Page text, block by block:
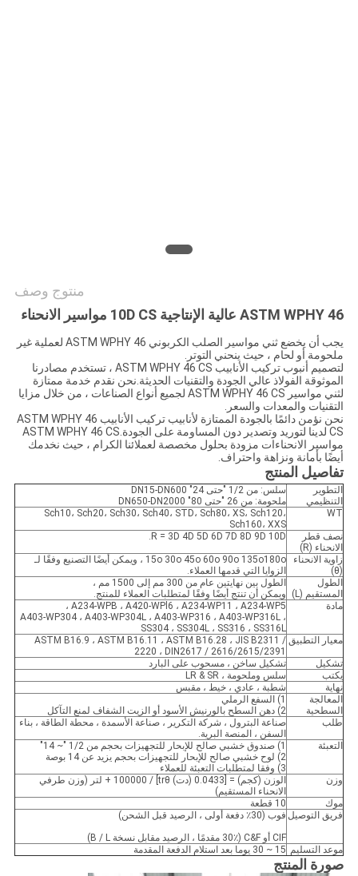
منتوج وصف
ASTM WPHY 46 عالية الإنتاجية 10D CS مواسير الانحناء
يجب أن يخضع ثني مواسير الصلب الكربوني ASTM WPHY 46 لعملية غير
ملحومة أو لحام ، حيث ينحني التوتر.
لتصميم أنبوب تركيب الأنابيب ASTM WPHY 46 CS ، تستخدم مصادرنا
الموثوقة الفولاذ عالي الجودة والتقنيات الحديثة.نحن نقدم خدمة ممتازة
لثني مواسير ASTM WPHY 46 CS لجميع أنواع الصناعات ، من خلال مزايا
التقنيات والمعدات والسعر.
نحن نؤمن دائمًا بالجودة الممتازة لأنابيب تركيب الأنابيب ASTM WPHY 46
CS لدينا لتوريد وتصدير دون المساومة على الجودة.ASTM WPHY 46 CS
مواسير الانحناءات مزودة بحلول مخصصة لعملائنا الكرام ، حيث نخدمك
أيضًا بأمانة ونزاهة واحتراف.
تفاصيل المنتج
التطوير
التنظيمي
سلس: من 1/2 "حتى 24" DN15-DN600
ملحومة: من 26 "حتى 80" DN650-DN2000
WT
Sch10، Sch20، Sch30، Sch40، STD، Sch80، XS، Sch120،
Sch160، XXS
نصف قطر
الانحناء (R)
R = 3D 4D 5D 6D 7D 8D 9D 10D.
زاوية الانحناء
(θ)
15o 30o 45o 60o 90o 135o180o ، ويمكن أيضًا التصنيع وفقًا لـ
الزوايا التي قدمها العملاء.
الطول
المستقيم (L)
الطول بين نهايتين عام من 300 مم إلى 1500 مم ،
ويمكن أن تنتج أيضًا وفقًا لمتطلبات العملاء للمنتج.
مادة
A234-WPB ، A420-WPl6 ، A234-WP11 ، A234-WP5 ،
A403-WP304 ، A403-WP304L ، A403-WP316 ، A403-WP316L ،
SS304 ، SS304L ، SS316 ، SS316L
معيار التطبيق ASTM B16.9 ، ASTM B16.11 ، ASTM B16.28 ، JIS B2311 /
2220 ، DIN2617 / 2616/2615/2391
تشكيل
تشكيل ساخن ، مسحوب على البارد
يكتب
سلس وملحومة ، LR & SR
نهاية
شطبة ، عادي ، خيط ، مقبس
المعالجة
السطحية
1) السفع الرملي
2) دهن السطح بالورنيش الأسود أو الزيت الشفاف لمنع التآكل
طلب
صناعة البترول ، شركة التكرير ، صناعة الأسمدة ، محطة الطاقة ، بناء
السفن ، المنصة البرية.
التعبئة
1) صندوق خشبي صالح للإبحار للتجهيزات بحجم من 1/2 "~ 14"
2) لوح خشبي صالح للإبحار للتجهيزات بحجم يزيد عن 14 بوصة
3) وفقا لمتطلبات التعبئة للعملاء
وزن
الوزن (كجم) = [0.0433 (دت) trθ] / 100000 + لتر (وزن طرفي
الانحناء المستقيم)
موك
10 قطعة
فريق التوصيل فوب (30٪ دفعة أولى ، الرصيد قبل الشحن)
CIF أو C&F (30٪ مقدمًا ، الرصيد مقابل نسخة B / L)
موعد التسليم 15 ~ 30 يوما بعد استلام الدفعة المقدمة
صورة المنتج